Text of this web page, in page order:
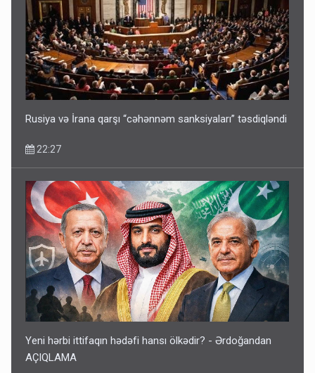
Rusiya və İrana qarşı “cəhənnəm sanksiyaları” təsdiqləndi
22:27
Yeni hərbi ittifaqın hədəfi hansı ölkədir? - Ərdoğandan
AÇIQLAMA